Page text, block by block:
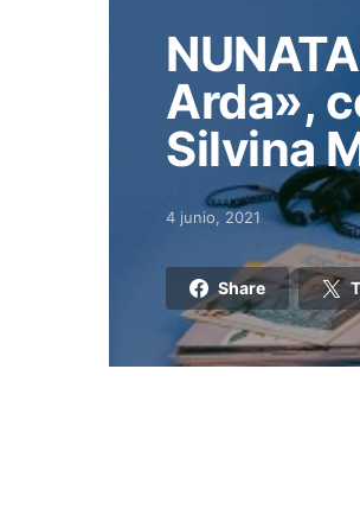
Arda»,
Silvina
Posted on
4 junio, 2021
Share